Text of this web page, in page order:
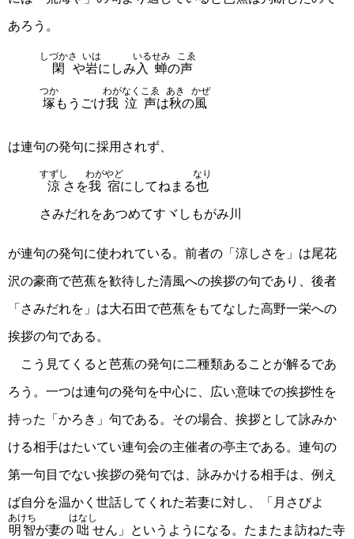
あろう。
閑
しづかさ
や岩
いは
にしみ 入
いる
蝉
せみ
の声
こゑ
塚
つか
もうごけ我泣
わがなく
声
こゑ
は秋
あき
の風
かぜ
は連句の発句に採用されず、
涼
すずし
さを我
わが
宿
やど
にしてねまる也
なり
さみだれをあつめてすヾしもがみ川
が連句の発句に使われている。前者の「涼しさを」は尾花
沢の豪商で芭蕉を歓待した清風への挨拶の句であり、後者
「さみだれを」は大石田で芭蕉をもてなした高野一栄への
挨拶の句である。
こう見てくると芭蕉の発句に二種類あることが解るであ
ろう。一つは連句の発句を中心に、広い意味での挨拶性を
持った「かろき」句である。その場合、挨拶として詠みか
ける相手はたいてい連句会の主催者の亭主である。連句の
第一句目でない挨拶の発句では、詠みかける相手は、例え
ば自分を温かく世話してくれた若妻に対し、「月さびよ
明智
あけち
が妻の 咄
はなし
せん」というようになる。たまたま訪ねた寺